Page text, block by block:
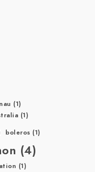
(1)
(1)
boleros (1)
(4)
(1)